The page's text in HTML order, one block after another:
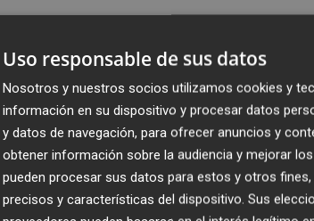
Descubren en las Galápagos
bastarían para que surja una
Uso responsable de sus datos
Nosotros y nuestros socios utilizamos cookies y
información en su dispositivo y procesar datos
y datos de navegación, para ofrecer anuncios y
obtener información sobre la audiencia y mejorar
pueden procesar sus datos para estos y otros
precisos y características del dispositivo. Sus